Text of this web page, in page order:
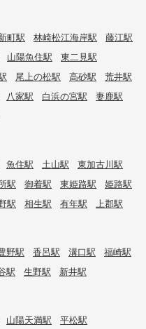
町駅 林崎松江海岸駅
藤江駅
山陽魚住駅
東二見駅
尾上の松駅 高砂駅
荒井駅
八家駅 白浜の宮駅
妻鹿駅
魚住駅 土山駅
東加古川駅
駅 御着駅 東姫路駅
姫路駅
駅 相生駅 有年駅 上郡駅
野駅 香呂駅 溝口駅
福崎駅
駅 生野駅 新井駅
山陽天満駅
平松駅